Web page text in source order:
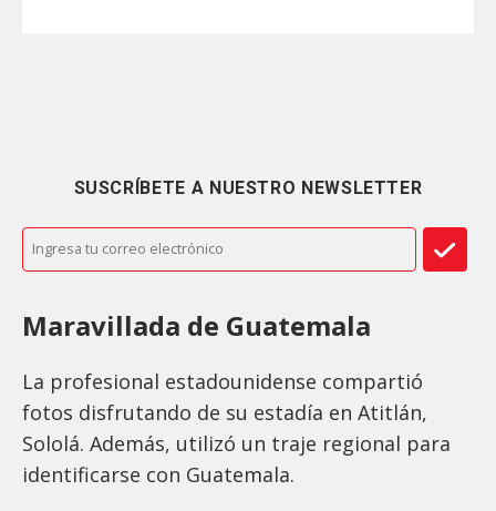
SUSCRÍBETE A NUESTRO NEWSLETTER
Maravillada de Guatemala
La profesional estadounidense compartió
fotos disfrutando de su estadía en Atitlán,
Sololá. Además, utilizó un traje regional para
identificarse con Guatemala.